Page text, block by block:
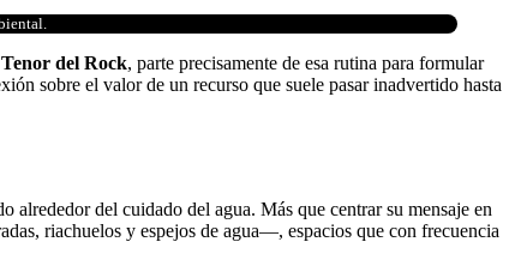
del Rock, parte precisamente de esa rutina para formular
sobre el valor de un recurso que suele pasar inadvertido hasta
alrededor del cuidado del agua. Más que centrar su mensaje en
riachuelos y espejos de agua—, espacios que con frecuencia